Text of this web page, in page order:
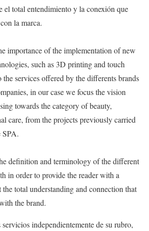
el total entendimiento y la conexión que
la marca.
importance of the implementation of new
such as 3D printing and touch
the services offered by the differents brands
in our case we focus the vision
towards the category of beauty,
care, from the projects previously carried
definition and terminology of the different
in order to provide the reader with a
total understanding and connection that
the brand.
independientemente de su rubro,